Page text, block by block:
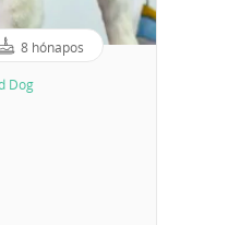
8 hónapos
Dog